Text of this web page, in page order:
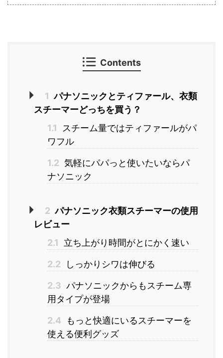
Contents
1 パナソニックとティファール、衣類
スチーマーどっちを買う？
1.1
スチーム量ではティファールがパ
ワフル
1.2 気軽にパパっと使いたいならパ
ナソニック
2 パナソニック衣類スチーマーの使用
レビュー
2.1
立ち上がり時間がとにかく速い
2.2 しっかりシワは伸びる
2.3 パナソニックからもスチーム専
用タイプが登場
2.4
もっと快適にいるスチーマーを
使える便利グッズ